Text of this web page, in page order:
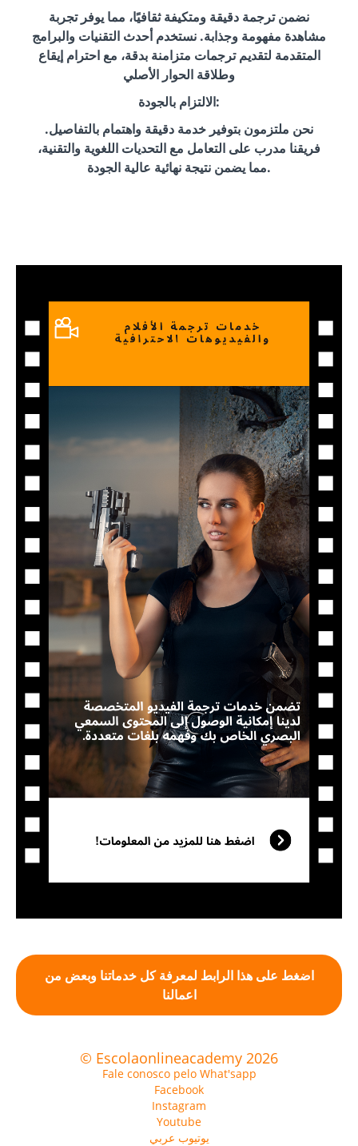
نضمن ترجمة دقيقة ومتكيفة ثقافيًا، مما يوفر تجربة
مشاهدة مفهومة وجذابة. نستخدم أحدث التقنيات والبرامج
المتقدمة لتقديم ترجمات متزامنة بدقة، مع احترام إيقاع
وطلاقة الحوار الأصلي
الالتزام بالجودة:
نحن ملتزمون بتوفير خدمة دقيقة واهتمام بالتفاصيل.
فريقنا مدرب على التعامل مع التحديات اللغوية والتقنية،
مما يضمن نتيجة نهائية عالية الجودة.
اضغط على هذا الرابط لمعرفة كل خدماتنا وبعض من
اعمالنا
© Escolaonlineacademy 2026
Fale conosco pelo What'sapp
Facebook
Instagram
Youtube
يوتيوب عربي